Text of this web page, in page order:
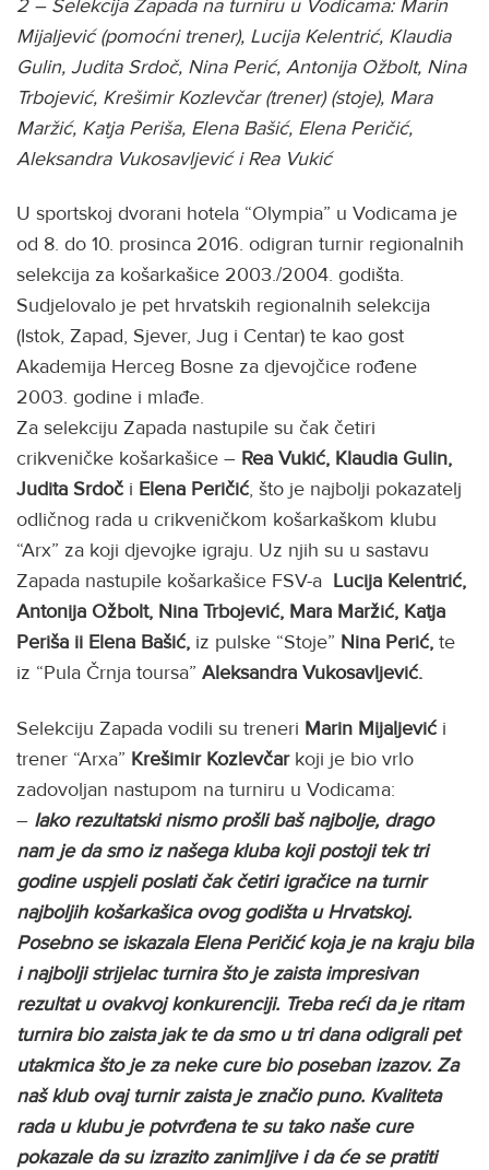
2 – Selekcija Zapada na turniru u Vodicama: Marin
Mijaljević (pomoćni trener), Lucija Kelentrić, Klaudia
Gulin, Judita Srdoč, Nina Perić, Antonija Ožbolt, Nina
Trbojević, Krešimir Kozlevčar (trener) (stoje), Mara
Maržić, Katja Periša, Elena Bašić, Elena Peričić,
Aleksandra Vukosavljević i Rea Vukić
U sportskoj dvorani hotela “Olympia” u Vodicama je
od 8. do 10. prosinca 2016. odigran turnir regionalnih
selekcija za košarkašice 2003./2004. godišta.
Sudjelovalo je pet hrvatskih regionalnih selekcija
(Istok, Zapad, Sjever, Jug i Centar) te kao gost
Akademija Herceg Bosne za djevojčice rođene
2003. godine i mlađe.
Za selekciju Zapada nastupile su čak četiri
crikveničke košarkašice – Rea Vukić, Klaudia Gulin,
Judita Srdoč i Elena Peričić, što je najbolji pokazatelj
odličnog rada u crikveničkom košarkaškom klubu
“Arx” za koji djevojke igraju. Uz njih su u sastavu
Zapada nastupile košarkašice FSV-a Lucija Kelentrić,
Antonija Ožbolt, Nina Trbojević, Mara Maržić, Katja
Periša ii Elena Bašić, iz pulske “Stoje” Nina Perić, te
iz “Pula Črnja toursa” Aleksandra Vukosavljević.
Selekciju Zapada vodili su treneri Marin Mijaljevići
trener “Arxa” Krešimir Kozlevčarkoji je bio vrlo
zadovoljan nastupom na turniru u Vodicama:
– Iako rezultatski nismo prošli baš najbolje, drago
nam je da smo iz našega kluba koji postoji tek tri
godine uspjeli poslati čak četiri igračice na turnir
najboljih košarkašica ovog godišta u Hrvatskoj.
Posebno se iskazala Elena Peričić koja je na kraju bila
i najbolji strijelac turnira što je zaista impresivan
rezultat u ovakvoj konkurenciji. Treba reći da je ritam
turnira bio zaista jak te da smo u tri dana odigrali pet
utakmica što je za neke cure bio poseban izazov. Za
naš klub ovaj turnir zaista je značio puno. Kvaliteta
rada u klubu je potvrđena te su tako naše cure
pokazale da su izrazito zanimljive i da će se pratiti